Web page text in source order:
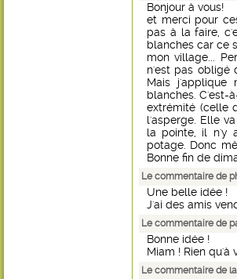
Bonjour à vous!
et merci pour
pas à la faire,
blanches car ce
mon village...
n'est pas obligé
Mais
blanches. C'est-
extrémité (celle
l'asperge. Elle
la pointe, il n'y
potage. Donc
Bonne fin de
Le commentaire de
Une belle idée !
J'ai des amis
Le commentaire de
Bonne idée !
Miam ! Rien qu'à
Le commentaire de